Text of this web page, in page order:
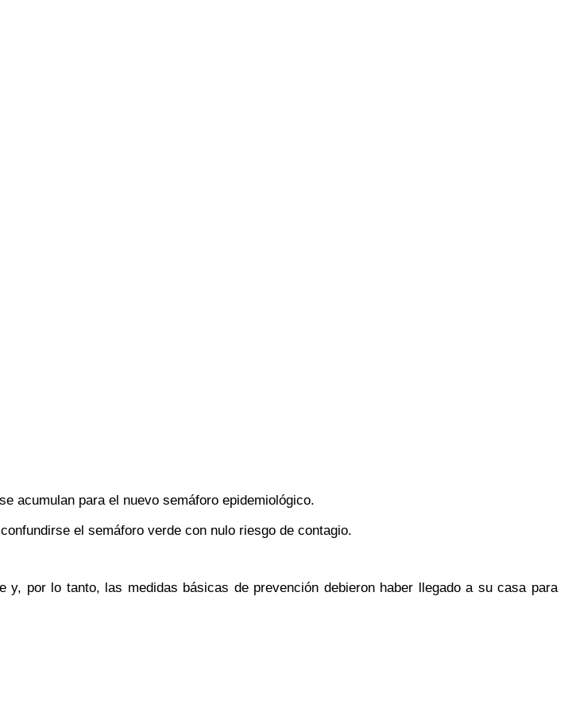
acumulan para el nuevo semáforo epidemiológico.
el semáforo verde con nulo riesgo de contagio.
por lo tanto, las medidas básicas de prevención debieron haber llegado a su casa para